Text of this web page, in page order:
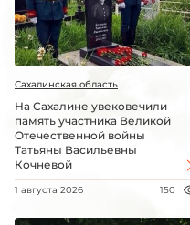
Сахалинская область
На Сахалине увековечили
память участника Великой
Отечественной войны
Татьяны Васильевны
Кочневой
1 августа 2026 150